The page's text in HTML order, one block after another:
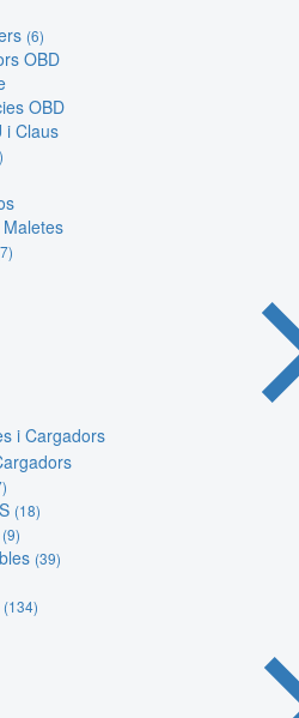
(6)
OBD
OBD
i Claus
i Cargadors
(18)
(9)
(39)
(134)